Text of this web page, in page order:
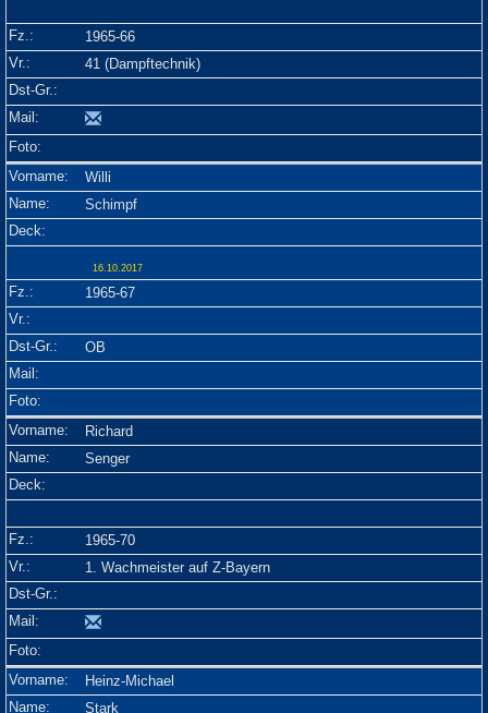
1965-66
41 (Dampftechnik)
Willi
Schimpf
16.10.2017
1965-67
OB
Richard
Senger
1965-70
1. Wachmeister auf Z-Bayern
Heinz-Michael
Stark